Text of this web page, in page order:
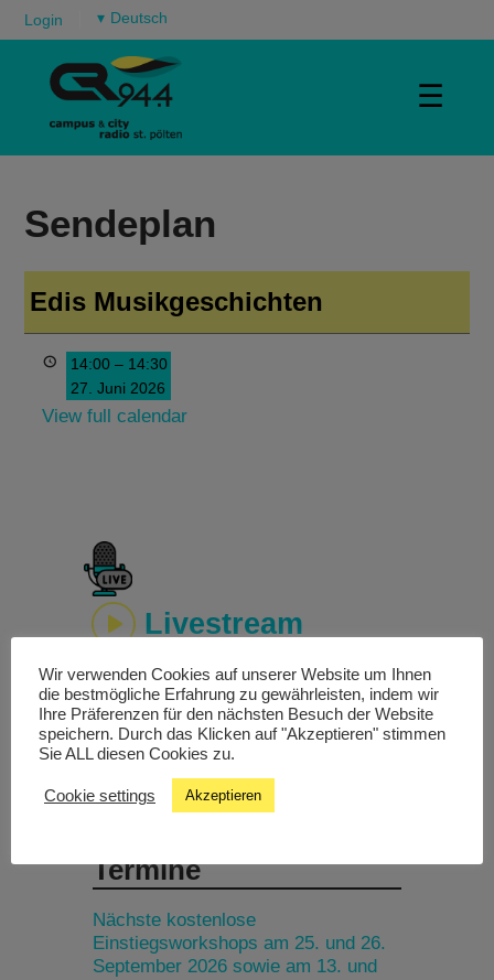
Login ▾
☰
Sendeplan
Edis Musikgeschichten
14:00 – 14:30
27. Juni 2026
View full calendar
Livestream
Studiochat
Songfinder
Termine
Nächste kostenlose
Einstiegsworkshops am 25. und 26.
September 2026 sowie am 13. und
Wir verwenden Cookies auf unserer Website um Ihnen
die bestmögliche Erfahrung zu gewährleisten, indem wir
Ihre Präferenzen für den nächsten Besuch der Website
speichern. Durch das Klicken auf "Akzeptieren" stimmen
Sie ALL diesen Cookies zu.
Cookie settings Akzeptieren